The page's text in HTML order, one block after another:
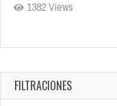
1382 Views
Warner Bros. lleva a
Oct 17, 2025
1437 Views
FILTRACIONES